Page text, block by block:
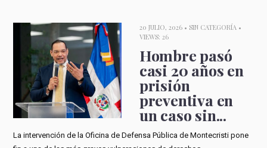
20 JULIO, 2026 • SIN CATEGORÍA •
VIEWS: 26
Hombre pasó
casi 20 años en
prisión
preventiva en
un caso sin...
La intervención de la Oficina de Defensa Pública de Montecristi pone